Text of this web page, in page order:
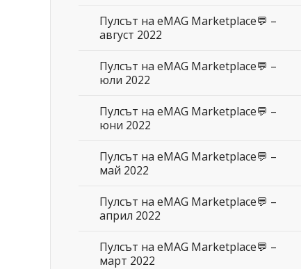
Пулсът на eMAG Marketplace💬 –
август 2022
Пулсът на eMAG Marketplace💬 –
юли 2022
Пулсът на eMAG Marketplace💬 –
юни 2022
Пулсът на eMAG Marketplace💬 –
май 2022
Пулсът на eMAG Marketplace💬 –
април 2022
Пулсът на eMAG Marketplace💬 –
март 2022